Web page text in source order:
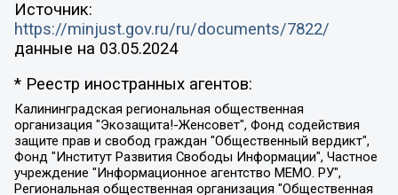
Источник:
https://minjust.gov.ru/ru/documents/7822/
данные на 03.05.2024
* Реестр иностранных агентов:
Калининградская региональная общественная организация "Экозащита!-Женсовет", Фонд содействия защите прав и свобод граждан "Общественный вердикт", Фонд "Институт Развития Свободы Информации", Частное учреждение "Информационное агентство МЕМО. РУ", Региональная общественная организация "Общественная комиссия по сохранению наследия академика Сахарова", Фонд поддержки свободы прессы, Санкт-Петербургская общественная правозащитная организация "Гражданский контроль", Межрегиональная общественная организация "Информационно-просветительский центр "Мемориал", Региональный Фонд "Центр Защиты Прав Средств Массовой Информации", с 05.12.2023 Фонд "Центр Защиты Прав Средств массовой информации", Региональная общественная благотворительная организация помощи беженцам и мигрантам "Гражданское содействие", Негосударственное образовательное учреждение дополнительного профессионального образования (повышение квалификации) специалистов "АКАДЕМИЯ ПО ПРАВАМ ЧЕЛОВЕКА", Свердловская региональная общественная организация "Сутяжник", Автономная некоммерческая организация "Центр независимых социологических исследований", Союз общественных объединений "Российский исследовательский центр по правам человека", Региональное общественное учреждение научно-информационный центр "МЕМОРИАЛ", Некоммерческая организация "Фонд защиты гласности", Автономная некоммерческая организация "Институт прав человека", Городская общественная организация "Екатеринбургское общество "МЕМОРИАЛ", Городская общественная организация "Рязанское историко-просветительское и правозащитное общество "Мемориал" (Рязанский Мемориал), Челябинский региональный орган общественной самодеятельности – женское общественное объединение "Женщины Евразии", Челябинский региональный орган общественной самодеятельности "Уральская правозащитная группа", Фонд содействия защите здоровья и социальной справедливости имени Андрея Рылькова, Автономная Некоммерческая Организация "Аналитический Центр Юрия Левады", Автономная некоммерческая организация социальной поддержки населения "Проект Апрель", Региональная общественная организация помощи женщинам и детям, находящимся в кризисной ситуации "Информационно-методический центр "Анна", Фонд содействия развитию массовых коммуникаций и правовому просвещению "Так-так-Так", Фонд содействия устойчивому развитию "Серебряная тайга", Свердловский региональный общественный фонд социальных проектов "Новое время", "Idel.Реалии", Кавказ.Реалии, Крым.Реалии, Телеканал Настоящее Время, Татаро-башкирская служба Радио Свобода (Azatliq Radiosi), Радио Свободная Европа/Радио Свобода (PCE/PC), "Сибирь.Реалии", "Фактограф", Благотворительный фонд помощи осужденным и их семьям, Автономная некоммерческая организация "Институт глобализации и социальных движений", Фонд "В защиту прав заключенных", Частное учреждение "Центр поддержки и содействия развитию средств массовой информации", Пензенский региональный общественный благотворительный фонд "Гражданский союз", "Север.Реалии", Некоммерческая организация Фонд "Правовая инициатива", Общество с ограниченной ответственностью "Радио Свободная Европа/Радио Свобода", Чешское информационное агентство "MEDIUM-ORIENT", Красноярская региональная общественная организация "Мы против СПИДа", Камалягин Денис Николаевич, Маркелов Сергей Евгеньевич, Пономарев Лев Александрович, Савицкая Людмила Алексеевна, Автономная некоммерческая организация "Центр по работе с проблемой насилия "НАСИЛИЮ.НЕТ", Межрегиональный профессиональный союз работников здравоохранения "Альянс врачей", Юридическое лицо, зарегистрированное в Латвийской Республике, SIA "Medusa Project" (регистрационный номер 40103797863, дата регистрации 10.06.2014), Некоммерческая организация "Фонд по борьбе с коррупцией", Автономная некоммерческая организация "Институт права и публичной политики", Баданин Роман Сергеевич, Гликин Максим Александрович, Железнова Мария Михайловна, Лукьянова Юлия Сергеевна, Маетная Елизавета Витальевна, Маняхин Петр Борисович, Чуракова Ольга Владимировна, Ярош Юлия Петровна, Юридическое лицо "The Insider SIA", зарегистрированное в Риге, Латвийская Республика (дата регистрации 26.06.2015), являющееся администратором доменного имени интернет-издания "The Insider SIA", https://theins.ru, Постернак Алексей Евгеньевич, Рубин Михаил Аркадьевич, Анин Роман Александрович, Юридическое лицо Istories fonds, зарегистрированное в Латвийской Республике (регистрационный номер 50008295751, дата регистрации 24.02.2020), Великовский Дмитрий Александрович, Долинина Ирина Николаевна, Мароховская Алеся Алексеевна, Шлейнов Роман Юрьевич, Шмагун Олеся Валентиновна, Общество с ограниченной ответственностью "Альтаир 2021", Общество с ограниченной ответственностью "Вега 2021", Общество с ограниченной ответственностью "Главный редактор 2021", Общество с ограниченной ответственностью "Ромашки монолит", Важенков Артем Валерьевич, Ивановская областная общественная организация "Центр гендерных исследований", Гурман Юрий Альбертович, Медиапроект "ОВД-Инфо", Егоров Владимир Владимирович, Жилинский Владимир Александрович, Общество с ограниченной ответственностью "ЗП", Иванова София Юрьевна, Карезина Инна Павловна, Кильтау Екатерина Викторовна, Петров Алексей Викторович, Пискунов Сергей Евгеньевич, Смирнов Сергей Сергеевич, Тихонов Михаил Сергеевич, Общество с ограниченной ответственностью "ЖУРНАЛИСТ-ИНОСТРАННЫЙ АГЕНТ", Арапова Галина Юрьевна, Вольтская Татьяна Анатольевна, Американская компания "Mason G.E.S. Anonymous Foundation" (США), являющаяся владельцем интернет-издания https://mnews.world/, Компания "Stichting Bellingcat", зарегистрированная в Нидерландах (дата регистрации 11.07.2018), Захаров Андрей Вячеславович, Клепиковская Екатерина Дмитриевна, Общество с ограниченной ответственностью "МЕМО", Перл Роман Александрович, Симонов Евгений Алексеевич, Соловьева Елена Анатольевна, Сотников Даниил Владимирович, Сурначева Елизавета Дмитриевна, Автономная некоммерческая организация по защите прав человека и информированию населения "Якутия – Наше Мнение", Общество с ограниченной ответственностью "Москоу диджитал медиа", с 26.01.2023 Общество с ограниченной ответственностью "Чайка Белые сады", Ветошкина Валерия Валерьевна, Заговора Максим Александрович, Межрегиональное общественное движение "Российская ЛГБТ - сеть", Оленичев Максим Владимирович, Павлов Иван Юрьевич, Скворцова Елена Сергеевна, Общество с ограниченной ответственностью "Как бы инагент", Кочетков Игорь Викторович, Общество с ограниченной ответственностью "Честные выборы", Еланчик Олег Александрович, Общество с ограниченной ответственностью "Нобелевский призыв", Гималова Регина Эмилевна, Григорьев Андрей Валерьевич, Григорьева Алина Александровна, Ассоциация по содействию защите прав призывников, альтернативнослужащих и военнослужащих "Правозащитная группа "Гражданин.Армия.Право", Хисамова Регина Фаритовна, Автономная некоммерческая организация по реализации социально-правовых программ "Лилит", Дальневосточное общественное движение "Маяк", Санкт-Петербургская ЛГБТ-инициативная группа "Выход", Инициативная группа ЛГБТ+ "Реверс", Алексеев Андрей Викторович, Бекбулатова Таисия Львовна, Беляев Иван Михайлович, Владыкина Елена Сергеевна, Гельман Марат Александрович, Никульшина Вероника Юрьевна, Толоконникова Надежда Андреевна, Шендерович Виктор Анатольевич, Общество с ограниченной ответственностью "Данное сообщение", Общество с ограниченной ответственностью Издательский дом "Новая глава", Айнбиндер Александра Александровна, Московский комьюнити-центр для ЛГБТ+инициатив, Благотворительный фонд развития филантропии, Deutsche Welle (Германия, Kurt-Schumacher-Strasse 3, 53113 Bonn), Борзунова Мария Михайловна, Воробьев Виктор Викторович, Голубева Анна Львовна, Константинова Алла Михайловна, Малкова Ирина Владимировна, Мурадов Мурад Абдулгалимович, Осетинская Елизавета Николаевна, Понасенков Евгений Николаевич, Ганапольский Матвей Юрьевич, Киселев Евгений Алексеевич, Борухович Ирина Григорьевна, Дремин Иван Тимофеевич, Дубровский Дмитрий Викторович, Красноярская региональная общественная организация поддержки и развития альтернативных образовательных технологий и межкультурных коммуникаций "ИНТЕРРА", Маяковская Екатерина Алексеевна, Фейгин Марк Захарович, Филимонов Андрей Викторович, Дзугкоева Регина Николаевна, Доброхотов Роман Александрович, Дудь Юрий Александрович, Елкин Сергей Владимирович, Кругликов Кирилл Игоревич, Сабунаева Мария Леонидовна, Семенов Алексей Владимирович, Шаинян Карен Багратович, Шульман Екатерина Михайловна, Асафьев Артур Валерьевич, Вахштайн Виктор Семенович, Венедиктов Алексей Алексеевич, Лушникова Екатерина Евгеньевна, Волков Леонид Михайлович, Невзоров Александр Глебович, Пархоменко Сергей Борисович, Сироткин Ярослав Николаевич, Кара-Мурза Владимир Владимирович, Баранова Наталья Владимировна, Гозман Леонид Яковлевич, Кагарлицкий Борис Юльевич, Климарев Михаил Валерьевич, Милов Владимир Станиславович, Автономная некоммерческая организация Краснодарский центр современного искусства "Типография", Моргенштерн Алишер Тагирович, Соболь Любовь Эдуардовна, Общество с ограниченной ответственностью "ЛИЗА НОРМ", Каспаров Гарри Кимович, Ходорковский Михаил Борисович, Общество с ограниченной ответственностью "Апрельские тезисы", Данилович Ирина Брониславовна, Кашин Олег Владимирович, Петров Николай Владимирович, Пивоваров Алексей Владимирович, Соколов Михаил Владимирович, Цветкова Юлия Владимировна, Чичваркин Евгений Александрович, Комитет против пыток/Команда против пыток, Общество с ограниченной ответственностью "Первый научный", Общество с ограниченной ответственностью "Вертолет и ко", Белоцерковская Вероника Борисовна, Кац Максим Евгеньевич, Лазарева Татьяна Юрьевна, Шаведдинов Руслан Табризович, Яшин Илья Валерьевич, Общество с ограниченной ответственностью "Иноагент ААВ", Алешковский Дмитрий Петрович, Альбац Евгения Марковна, Быков Дмитрий Львович, Галямина Юлия Евгеньевна, Лойко Сергей Леонидович, Мартынов Кирилл Константинович, Медведев Сергей Александрович, Крашенинников Федор Геннадиевич, Гордеева Катерина Вл